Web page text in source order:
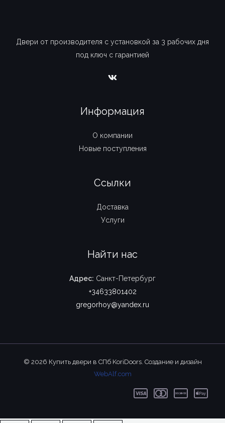
Двери от производителя с установкой за 3 рабочих дня
под ключ с гарантией
Информация
О компании
Новые поступления
Ссылки
Доставка
Услуги
Найти нас
Адрес: Санкт-Петербург
+34633801402
gregorhoy@yandex.ru
© 2026 Купить двери в СПб KoriDoors. Создание и дизайн
WebAlf.com